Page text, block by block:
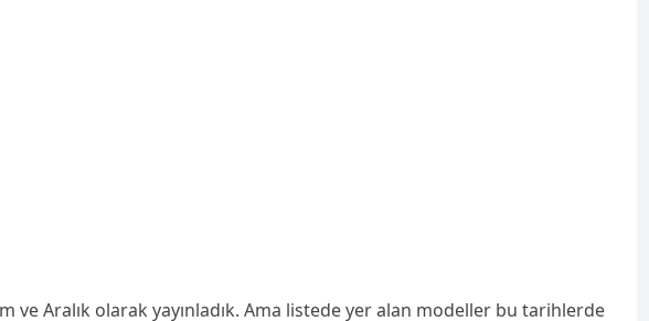
ve Aralık olarak yayınladık. Ama listede yer alan modeller bu tarihlerde